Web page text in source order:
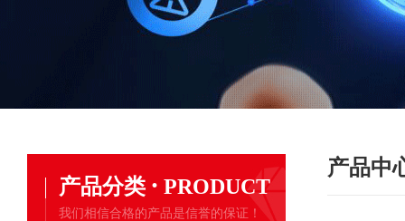
产品分类 · PRODUCT
我们相信合格的产品是信誉的保证！
产品中